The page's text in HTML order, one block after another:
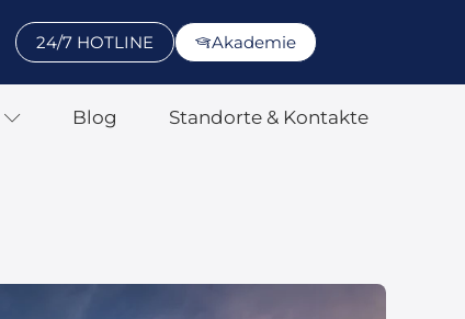
24/7 HOTLINE Akademie
Blog Standorte & Kontakte